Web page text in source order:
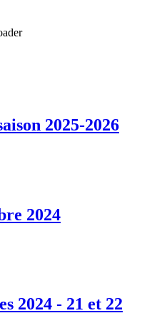
2025-2026
2024
2024 - 21 et 22